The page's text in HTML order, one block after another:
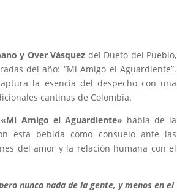
y Over Vásquez del Dueto del Pueblo,
del año: “Mi Amigo el Aguardiente”.
la esencia del despecho con una
cantinas de Colombia.
«Mi Amigo el Aguardiente» habla de la
esta bebida como consuelo ante las
del amor y la relación humana con el
nunca nada de la gente, y menos en el